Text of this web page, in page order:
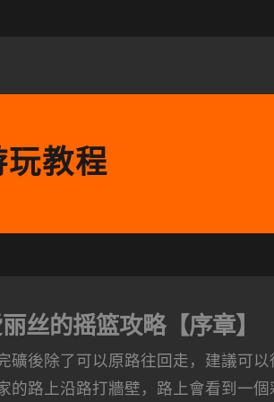
玩教程
丝的摇篮攻略【序章】
礦後除了可以原路往回走，建議可以
的路上沿路打牆壁，路上會看到一個